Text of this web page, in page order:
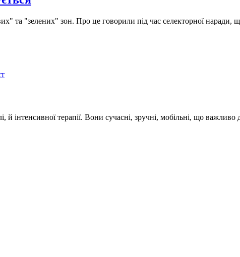
та "зелених" зон. Про це говорили під час селекторної наради,
терапії. Вони сучасні, зручні, мобільні, що важливо